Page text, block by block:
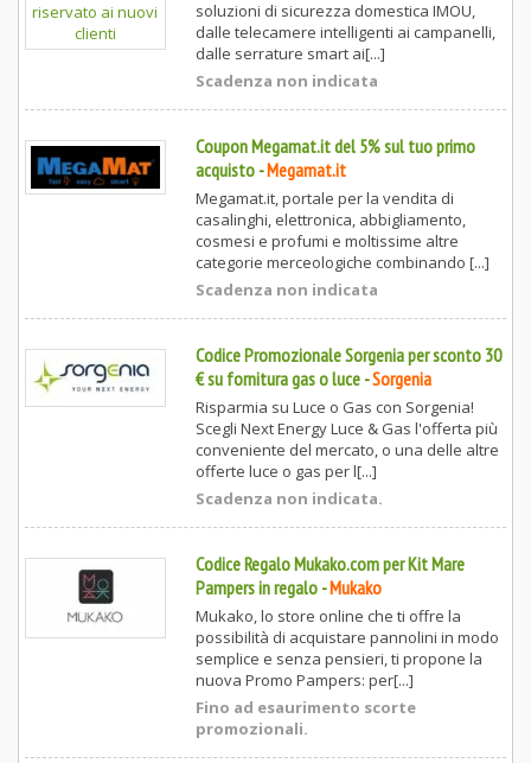
soluzioni di sicurezza domestica IMOU,
dalle telecamere intelligenti ai campanelli,
dalle serrature smart ai[...]
Scadenza non indicata
Coupon Megamat.it del 5% sul tuo primo
acquisto-Megamat.it
Megamat.it, portale per la vendita di
casalinghi, elettronica, abbigliamento,
cosmesi e profumi e moltissime altre
categorie merceologiche combinando [...]
Scadenza non indicata
Codice Promozionale Sorgenia per sconto 30
€ su fornitura gas o luce-Sorgenia
Risparmia su Luce o Gas con Sorgenia!
Scegli Next Energy Luce & Gas l'offerta più
conveniente del mercato, o una delle altre
offerte luce o gas per l[...]
Scadenza non indicata.
Codice Regalo Mukako.com per Kit Mare
Pampers in regalo-Mukako
Mukako, lo store online che ti offre la
possibilità di acquistare pannolini in modo
semplice e senza pensieri, ti propone la
nuova Promo Pampers: per[...]
Fino ad esaurimento scorte
promozionali.